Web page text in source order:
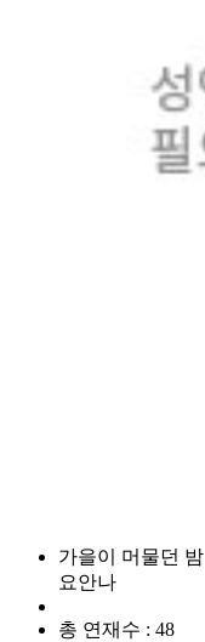
가을이 머물던 밤
요안나
총 연재수 : 48